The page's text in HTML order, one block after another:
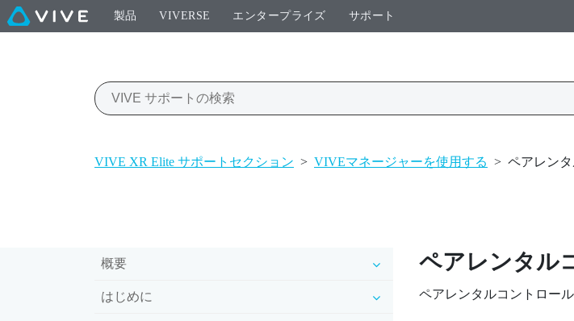
製品 VIVERSE エンタープライズ サポート
VIVE XR Elite サポートセクション > VIVEマネージャーを使用する > ペアレン
概要
はじめに
ペアレンタル
ペアレンタルコントロー